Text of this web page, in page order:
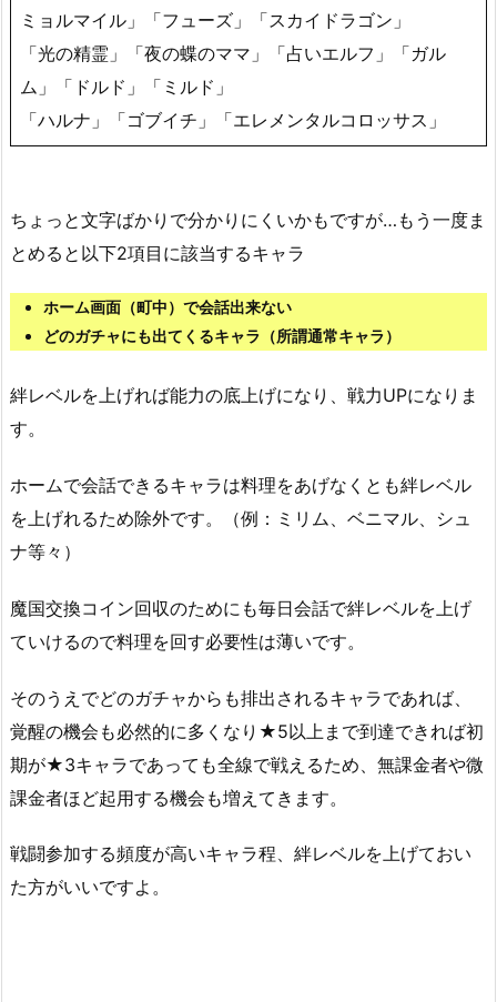
ミョルマイル」「フューズ」「スカイドラゴン」
「光の精霊」「夜の蝶のママ」「占いエルフ」「ガル
ム」「ドルド」「ミルド」
「ハルナ」「ゴブイチ」「エレメンタルコロッサス」
ちょっと文字ばかりで分かりにくいかもですが…もう一度ま
とめると以下2項目に該当するキャラ
ホーム画面（町中）で会話出来ない
どのガチャにも出てくるキャラ（所謂通常キャラ）
絆レベルを上げれば能力の底上げになり、戦力UPになりま
す。
ホームで会話できるキャラは料理をあげなくとも絆レベル
を上げれるため除外です。（例：ミリム、ベニマル、シュ
ナ等々）
魔国交換コイン回収のためにも毎日会話で絆レベルを上げ
ていけるので料理を回す必要性は薄いです。
そのうえでどのガチャからも排出されるキャラであれば、
覚醒の機会も必然的に多くなり★5以上まで到達できれば初
期が★3キャラであっても全線で戦えるため、無課金者や微
課金者ほど起用する機会も増えてきます。
戦闘参加する頻度が高いキャラ程、絆レベルを上げておい
た方がいいですよ。